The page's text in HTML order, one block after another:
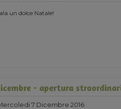
un dolce Natale!
- apertura
7 Dicembre 2016